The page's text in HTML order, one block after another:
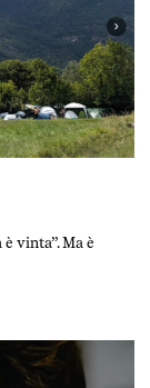
vinta”. Ma è